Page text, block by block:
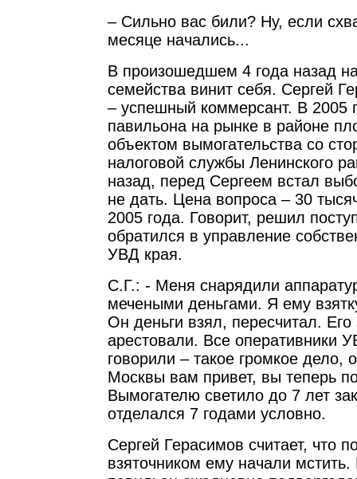
– Сильно вас били? Ну, если
месяце начались...
В произошедшем 4 года назад
семейства винит себя. Сергей
– успешный коммерсант. В 2005
павильона на рынке в районе
объектом вымогательства со
налоговой службы Ленинского
назад, перед Сергеем встал
не дать. Цена вопроса – 30
2005 года. Говорит, решил
обратился в управление
УВД края.
С.Г.: - Меня снарядили
мечеными деньгами. Я ему
Он деньги взял, пересчитал.
арестовали. Все оперативники
говорили – такое громкое дело,
Москвы вам привет, вы теперь
Вымогателю светило до 7 лет
отделался 7 годами условно.
Сергей Герасимов считает, что
взяточником ему начали мстить.